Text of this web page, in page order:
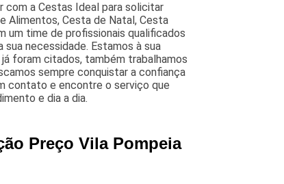
com a Cestas Ideal para solicitar
Alimentos, Cesta de Natal, Cesta
um time de profissionais qualificados
necessidade. Estamos à sua
foram citados, também trabalhamos
sempre conquistar a confiança
contato e encontre o serviço que
e dia a dia.
Preço Vila Pompeia